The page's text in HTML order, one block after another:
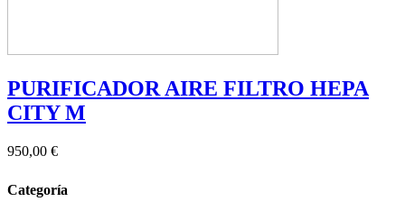
PURIFICADOR AIRE FILTRO HEPA
CITY M
950,00 €
Categoría